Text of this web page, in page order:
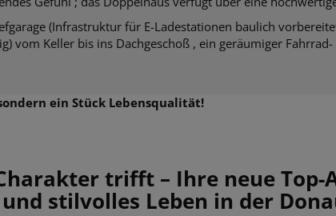
(Infrastruktur für E-Ladestationen baulich
vom Keller bis ins Dachgeschoß , ein geräumiger
ein Stück Lebensqualität!
trifft – Ihre neue Top-
und stilvolles Leben in der